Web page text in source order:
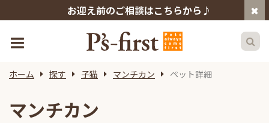
お迎え前のご相談はこちらから♪
ホーム 探す 子猫 マンチカン ペット詳細
マンチカン